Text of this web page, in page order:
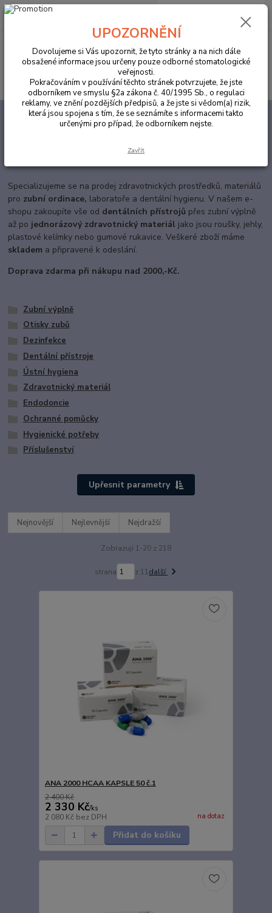
Menu
Hledat
0,00 Kč
ORDINACE
Specializujeme se na prodej zdravotnických prostředků, materiálů
pro zubní ordinace, laboratoře a dentální hygienu. V našem e-
shopu zakoupíte vše od dentálních přístrojů přes zubní výplně
až po jednorázový zdravotnický materiál jako jsou roušky, jehly,
plastové kelímky nebo gumové rukavice. Veškeré zboží máme
skladem a připravené k odeslání.
Doprava zdarma při nákupu nad 2000,-Kč.
Zubní výplně
Otisky zubů
Dezinfekce
Dentální přístroje
Ústní hygiena
Zdravotnický materiál
Endodoncie
Ochranné pomůcky
Hygienické potřeby
Příslušenství
Upřesnit parametry
Nejnovější Nejlevnější Nejdražší
Zobrazuji 1-20 z 218
strana z 11další
ANA 2000 HCAA KAPSLE 50 č.1
2 400 Kč
2 330 Kč/ks
2 080 Kč bez DPH na dotaz
Přidat do košíku
UPOZORNĚNÍ
Dovolujeme si Vás upozornit, že tyto stránky a na nich dále
obsažené informace jsou určeny pouze odborné stomatologické
veřejnosti.
Pokračováním v používání těchto stránek potvrzujete, že jste
odborníkem ve smyslu §2a zákona č. 40/1995 Sb., o regulaci
reklamy, ve znění pozdějších předpisů, a že jste si vědom(a) rizik,
která jsou spojena s tím, že se seznámíte s informacemi takto
určenými pro případ, že odborníkem nejste.
Zavřít